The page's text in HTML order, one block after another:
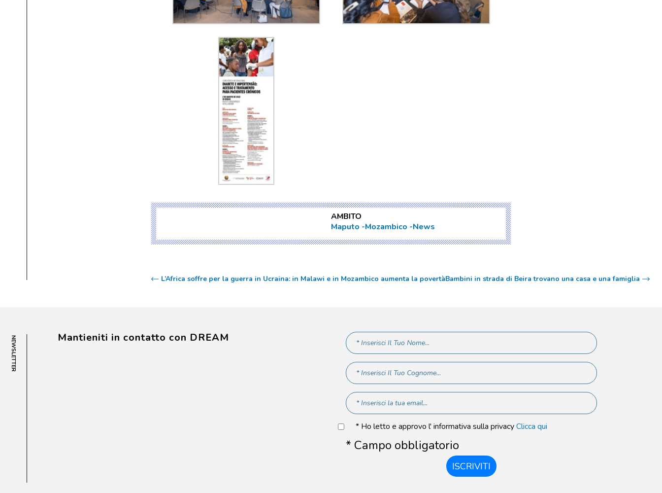
AMBITO
Maputo Mozambico News
L’Africa soffre per la guerra in Ucraina: in Malawi e in Mozambico aumenta la povertàBambini in strada di Beira trovano una casa e una famiglia
NEWSLETTER Mantieniti in contatto con DREAM
* Ho letto e approvo l' informativa sulla privacyClicca qui
* Campo obbligatorio
ISCRIVITI